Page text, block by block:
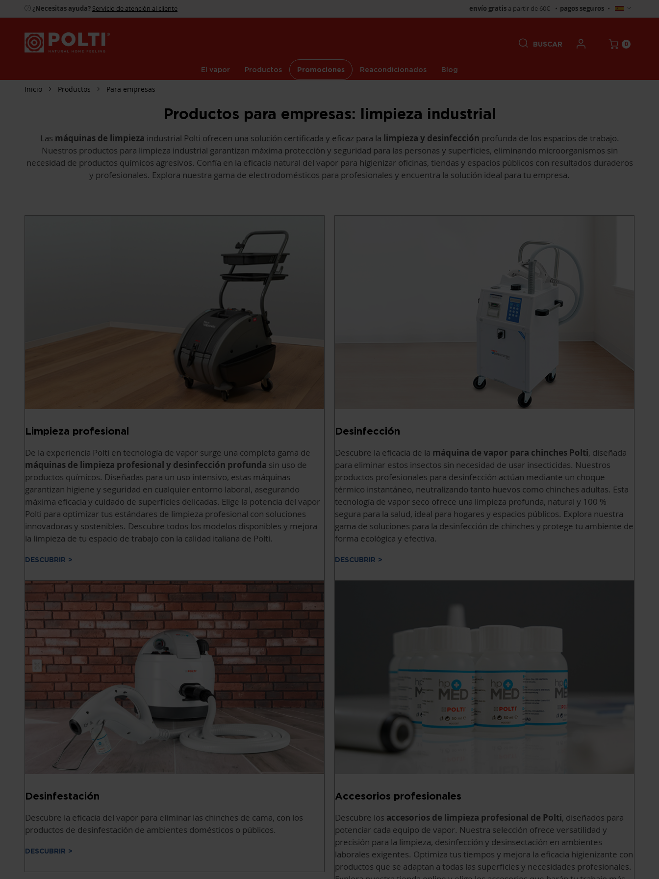
¿Necesitas ayuda? Servicio de atención al cliente envío gratis a partir de 60€ • pagos seguros •
Seleccionar
tienda
El vapor Productos Promociones Reacondicionados Blog
BUSCAR 0
Inicio Productos Para empresas
Productos para empresas: limpieza industrial
Las máquinas de limpieza industrial Polti ofrecen una solución certificada y eficaz para la limpieza y desinfección profunda de los espacios de trabajo.
Nuestros productos para limpieza industrial garantizan máxima protección y seguridad para las personas y superficies, eliminando microorganismos sin
necesidad de productos químicos agresivos. Confía en la eficacia natural del vapor para higienizar oficinas, tiendas y espacios públicos con resultados duraderos
y profesionales. Explora nuestra gama de electrodomésticos para profesionales y encuentra la solución ideal para tu empresa.
Limpieza profesional
De la experiencia Polti en tecnología de vapor surge una completa gama de
máquinas de limpieza profesional y desinfección profunda sin uso de
productos químicos. Diseñadas para un uso intensivo, estas máquinas
garantizan higiene y seguridad en cualquier entorno laboral, asegurando
máxima eficacia y cuidado de superficies delicadas. Elige la potencia del vapor
Polti para optimizar tus estándares de limpieza profesional con soluciones
innovadoras y sostenibles. Descubre todos los modelos disponibles y mejora
la limpieza de tu espacio de trabajo con la calidad italiana de Polti.
DESCUBRIR
Desinfección
Descubre la eficacia de la máquina de vapor para chinches Polti, diseñada
para eliminar estos insectos sin necesidad de usar insecticidas. Nuestros
productos profesionales para desinfección actúan mediante un choque
térmico instantáneo, neutralizando tanto huevos como chinches adultas. Esta
tecnología de vapor seco ofrece una limpieza profunda, natural y 100 %
segura para la salud, ideal para hogares y espacios públicos. Explora nuestra
gama de soluciones para la desinfección de chinches y protege tu ambiente de
forma ecológica y efectiva.
DESCUBRIR
Desinfestación
Descubre la eficacia del vapor para eliminar las chinches de cama, con los
productos de desinfestación de ambientes domésticos o públicos.
DESCUBRIR
Accesorios profesionales
Descubre los accesorios de limpieza profesional de Polti, diseñados para
potenciar cada equipo de vapor. Nuestra selección ofrece versatilidad y
precisión para la limpieza, desinfección y desinsectación en ambientes
laborales exigentes. Optimiza tus tiempos y mejora la eficacia higienizante con
productos que se adaptan a todas las superficies y necesidades profesionales.